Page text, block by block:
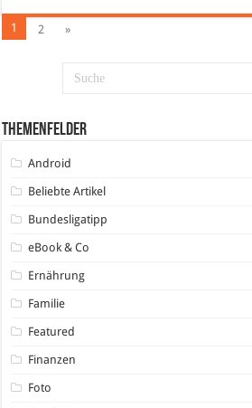
1 2 »
Themenfelder
Android
Beliebte Artikel
Bundesligatipp
eBook & Co
Ernährung
Familie
Featured
Finanzen
Foto